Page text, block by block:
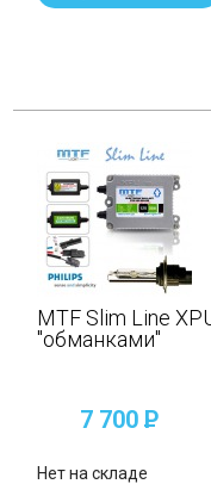
MTF Slim Line
"обманками"
7 700P
Нет на складе